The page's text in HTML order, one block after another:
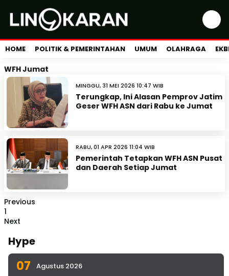
HOME POLITIK & PEMERINTAHAN UMUM OLAHRAGA
WFH Jumat
MINGGU, 31 MEI 2026 10:47 WIB
Terungkap, Ini Alasan Pemprov Jatim
Geser WFH ASN dari Rabu ke Jumat
RABU, 01 APR 2026 11:04 WIB
Pemerintah Tetapkan WFH ASN Pusat
dan Daerah Setiap Jumat
Previous
1
Next
Hype
07 Agustus 2026